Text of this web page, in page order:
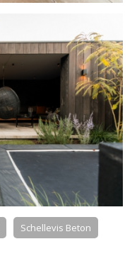
Schellevis Beton